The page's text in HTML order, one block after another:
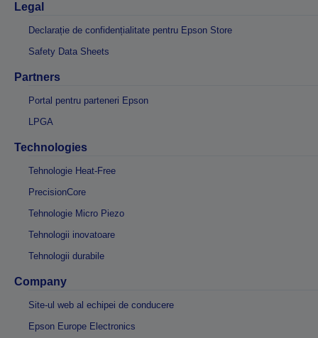
Legal
Declarație de confidențialitate pentru Epson Store
Safety Data Sheets
Partners
Portal pentru parteneri Epson
LPGA
Technologies
Tehnologie Heat-Free
PrecisionCore
Tehnologie Micro Piezo
Tehnologii inovatoare
Tehnologii durabile
Company
Site-ul web al echipei de conducere
Epson Europe Electronics